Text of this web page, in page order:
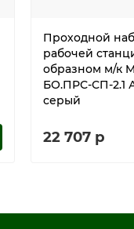
Проходной
рабочей
образном м/к
БО.ПРС-СП-2.1
серый
22 707 р